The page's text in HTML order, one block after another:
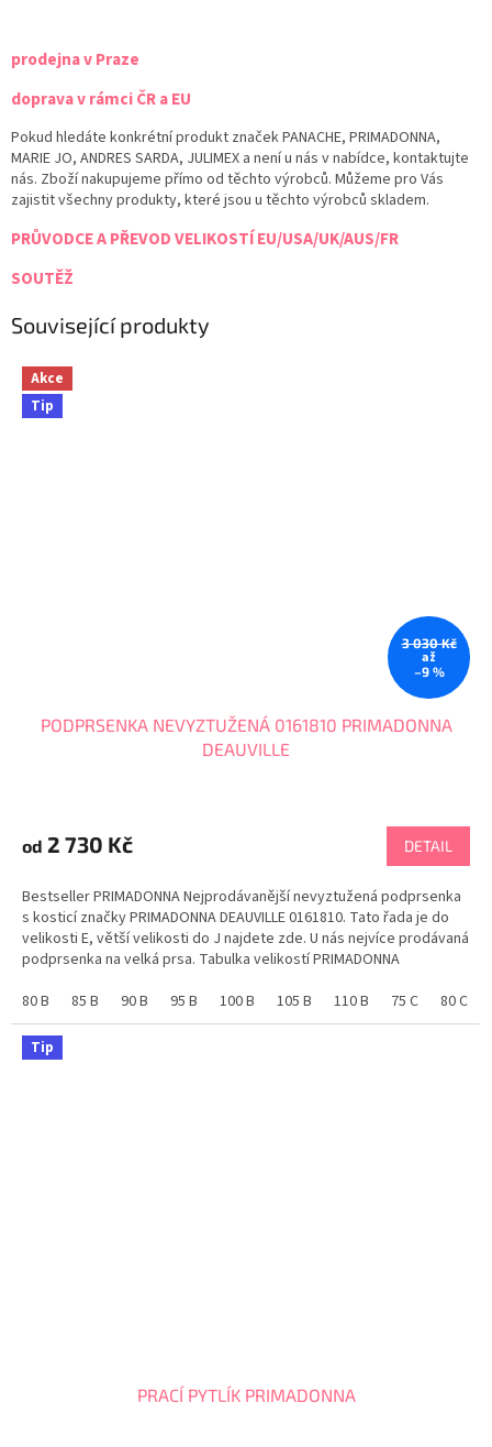
prodejna v Praze
doprava v rámci ČR a EU
Pokud hledáte konkrétní produkt značek PANACHE, PRIMADONNA,
MARIE JO, ANDRES SARDA, JULIMEX a není u nás v nabídce, kontaktujte
nás. Zboží nakupujeme přímo od těchto výrobců. Můžeme pro Vás
zajistit všechny produkty, které jsou u těchto výrobců skladem.
PRŮVODCE A PŘEVOD VELIKOSTÍ EU/USA/UK/AUS/FR
SOUTĚŽ
Související produkty
Akce
Tip
3 030 Kč
až
–9 %
PODPRSENKA NEVYZTUŽENÁ 0161810 PRIMADONNA
DEAUVILLE
produktu
je
z
5
hvězdiček.
od 2 730 Kč DETAIL
Bestseller PRIMADONNA Nejprodávanější nevyztužená podprsenka
s kosticí značky PRIMADONNA DEAUVILLE 0161810. Tato řada je do
velikosti E, větší velikosti do J najdete zde. U nás nejvíce prodávaná
podprsenka na velká prsa. Tabulka velikostí PRIMADONNA
80 B
85 B 90 B 95 B 100 B 105 B 110 B 75 C 80 C
Tip
PRACÍ PYTLÍK PRIMADONNA